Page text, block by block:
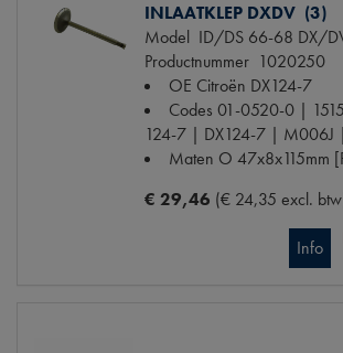
INLAATKLEP DXDV (3)
Model ID/DS 66-68 DX/
Productnummer 1020250
OE Citroën DX124-7
Codes 01-0520-0 |
124-7 | DX124-7 | M006J
Maten O 47x8x115mm
€ 29,46 (€ 24,35 excl.
Info